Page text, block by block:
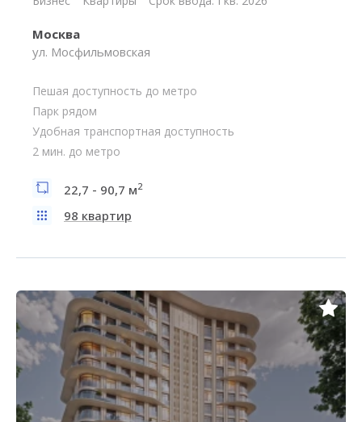
Москва
ул. Мосфильмовская
Пешая доступность до метро
Парк рядом
Удобная транспортная доступность
2 мин. до метро
22,7 - 90,7 м2
98 квартир